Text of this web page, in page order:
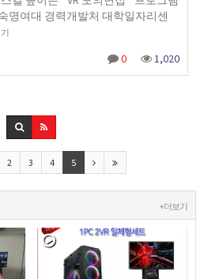
명여대 경력개발처 대학일자리센
0 1,020
2 3 4 5
+ 더보기